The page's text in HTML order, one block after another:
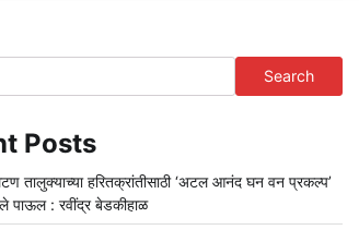
Search
Posts
तालुक्याच्या हरितक्रांतीसाठी ‘अटल आनंद घन वन प्रकल्प’
पाऊल : रवींद्र बेडकीहाळ